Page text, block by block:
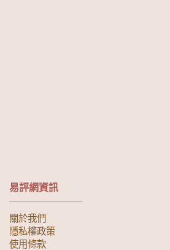
易評網資訊
關於我們
隱私權政策
使用條款